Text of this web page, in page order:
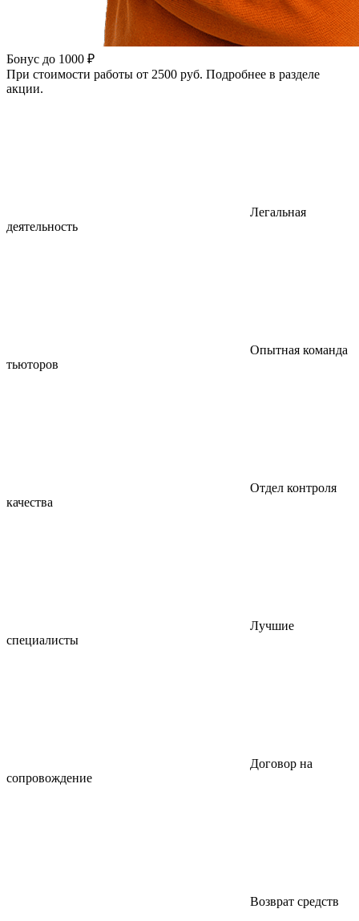
Бонус до 1000 ₽
При стоимости работы от 2500 руб. Подробнее в разделе
акции.
Легальная
деятельность
Опытная команда
тьюторов
Отдел контроля
качества
Лучшие
специалисты
Договор на
сопровождение
Возврат средств